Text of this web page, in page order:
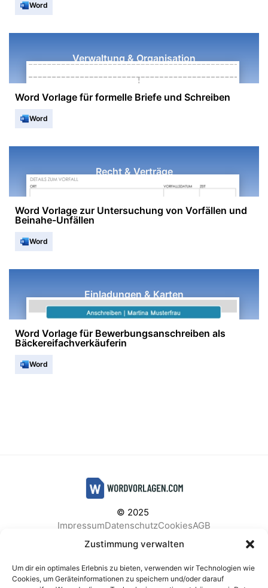
Zustimmung verwalten
Um dir ein optimales Erlebnis zu bieten, verwenden wir Technologien wie
Cookies, um Geräteinformationen zu speichern und/oder darauf
Word
Verwaltung & Organisation
Word Vorlage für formelle Briefe und Schreiben
Word
Recht & Verträge
Word Vorlage zur Untersuchung von Vorfällen und
Beinahe-Unfällen
Word
Einladungen & Karten
Word Vorlage für Bewerbungsanschreiben als
Bäckereifachverkäuferin
Word
© 2025
ImpressumDatenschutzCookiesAGB
Facebook
Instagram